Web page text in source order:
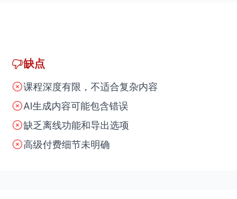
缺点
课程深度有限，不适合复杂内容
AI生成内容可能包含错误
缺乏离线功能和导出选项
高级付费细节未明确